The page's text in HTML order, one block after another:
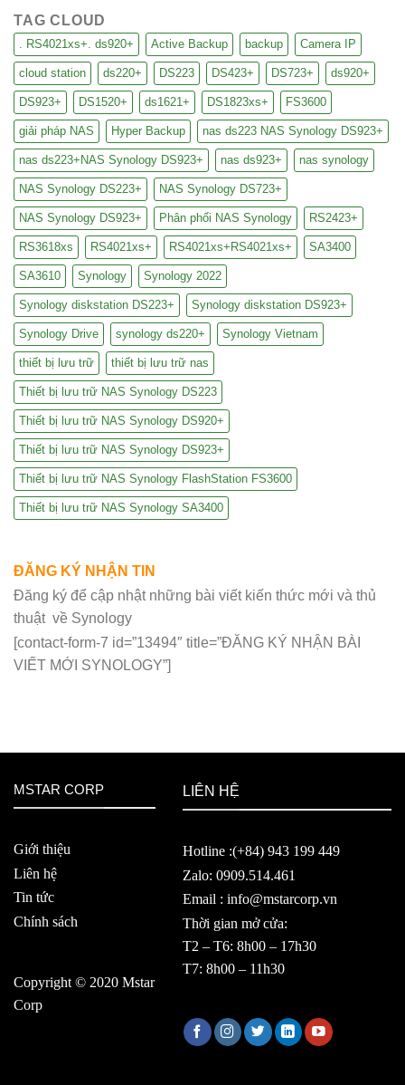
TAG CLOUD
. RS4021xs+. ds920+ Active Backup backup Camera IP
cloud station ds220+ DS223 DS423+ DS723+ ds920+
DS923+ DS1520+ ds1621+ DS1823xs+ FS3600
giải pháp NAS Hyper Backup nas ds223 NAS Synology DS923+
nas ds223+NAS Synology DS923+ nas ds923+ nas synology
NAS Synology DS223+ NAS Synology DS723+
NAS Synology DS923+ Phân phối NAS Synology RS2423+
RS3618xs RS4021xs+ RS4021xs+RS4021xs+ SA3400
SA3610 Synology Synology 2022
Synology diskstation DS223+ Synology diskstation DS923+
Synology Drive synology ds220+ Synology Vietnam
thiết bị lưu trữ thiết bị lưu trữ nas
Thiết bị lưu trữ NAS Synology DS223
Thiết bị lưu trữ NAS Synology DS920+
Thiết bị lưu trữ NAS Synology DS923+
Thiết bị lưu trữ NAS Synology FlashStation FS3600
Thiết bị lưu trữ NAS Synology SA3400
ĐĂNG KÝ NHẬN TIN
Đăng ký để cập nhật những bài viết kiến thức mới và thủ
thuật về Synology
[contact-form-7 id=”13494″ title=”ĐĂNG KÝ NHẬN BÀI
VIẾT MỚI SYNOLOGY”]
MSTAR CORP
Giới thiệu
Liên hệ
Tin tức
Chính sách
Copyright © 2020 Mstar
Corp
LIÊN HỆ
Hotline :(+84) 943 199 449
Zalo: 0909.514.461
Email : info@mstarcorp.vn
Thời gian mở cửa:
T2 – T6: 8h00 – 17h30
T7: 8h00 – 11h30